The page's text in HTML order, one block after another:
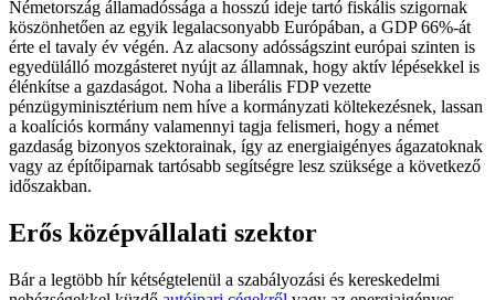
Németország államadóssága a hosszú ideje tartó fiskális szigornak
köszönhetően az egyik legalacsonyabb Európában, a GDP 66%-át
érte el tavaly év végén. Az alacsony adósságszint európai szinten is
egyedülálló mozgásteret nyújt az államnak, hogy aktív lépésekkel is
élénkítse a gazdaságot. Noha a liberális FDP vezette
pénzügyminisztérium nem híve a kormányzati költekezésnek, lassan
a koalíciós kormány valamennyi tagja felismeri, hogy a német
gazdaság bizonyos szektorainak, így az energiaigényes ágazatoknak
vagy az építőiparnak tartósabb segítségre lesz szüksége a következő
időszakban.
Erős középvállalati szektor
Bár a legtöbb hír kétségtelenül a szabályozási és kereskedelmi